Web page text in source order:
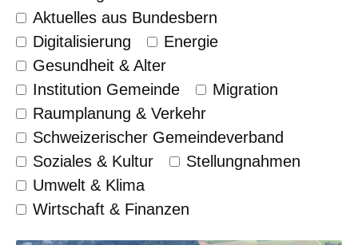
Aktuelles aus Bundesbern
Digitalisierung
Energie
Gesundheit & Alter
Institution Gemeinde
Migration
Raumplanung & Verkehr
Schweizerischer Gemeinde­verband
Soziales & Kultur
Stellungnahmen
Umwelt & Klima
Wirtschaft & Finanzen